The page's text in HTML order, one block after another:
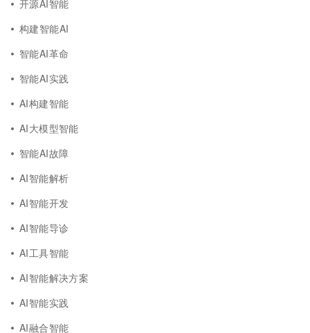
开源AI智能
构建智能AI
智能AI革命
智能AI实践
AI构建智能
AI大模型智能
智能AI故障
AI智能解析
AI智能开发
AI智能导诊
AI工具智能
AI智能解决方案
AI智能实践
AI融合智能